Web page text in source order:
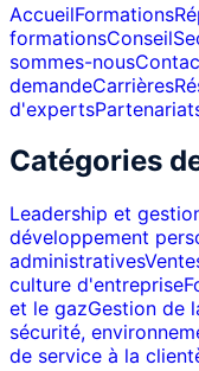
AccueilFormations
formationsConseil
sommes-nous
demandeCarrières
d'experts
Catégories
Leadership et
développement
administratives
culture d'entreprise
et le gazGestion de
sécurité,
de service à la